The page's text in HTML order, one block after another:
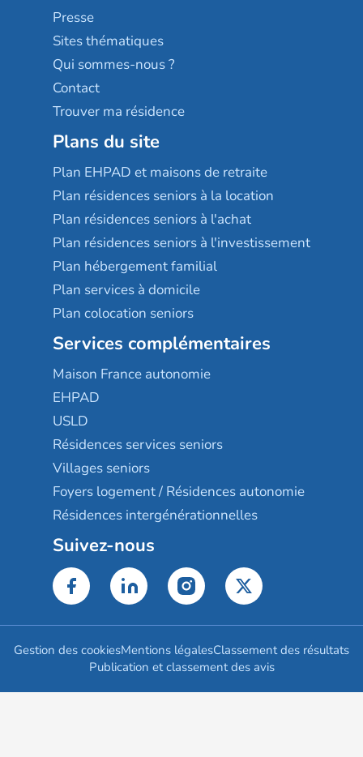
Sérénys
Résidences services Villa Médicis
Presse
Sites thématiques
Qui sommes-nous ?
Contact
Trouver ma résidence
Plans du site
Plan EHPAD et maisons de retraite
Plan résidences seniors à la location
Plan résidences seniors à l'achat
Plan résidences seniors à l'investissement
Plan hébergement familial
Plan services à domicile
Plan colocation seniors
Services complémentaires
Maison France autonomie
EHPAD
USLD
Résidences services seniors
Villages seniors
Foyers logement / Résidences autonomie
Résidences intergénérationnelles
Suivez-nous
Gestion des cookiesMentions légalesClassement des résultats
Publication et classement des avis